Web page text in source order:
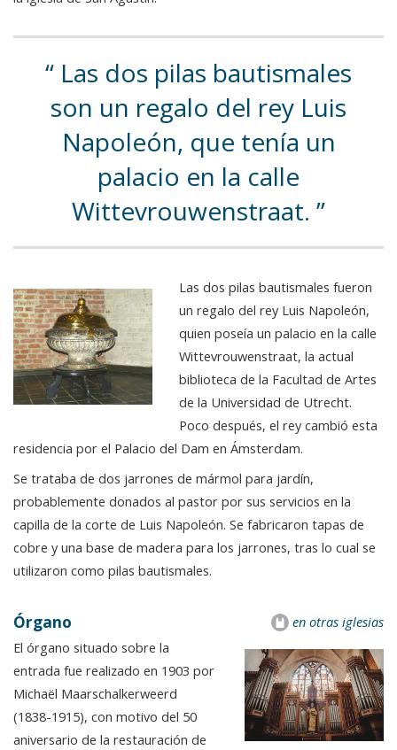
Las dos pilas bautismales
son un regalo del rey Luis
Napoleón, que tenía un
palacio en la calle
Wittevrouwenstraat.
Las dos pilas bautismales fueron
un regalo del rey Luis Napoleón,
quien poseía un palacio en la calle
Wittevrouwenstraat, la actual
biblioteca de la Facultad de Artes
de la Universidad de Utrecht.
Poco después, el rey cambió esta
residencia por el Palacio del Dam en Ámsterdam.
Se trataba de dos jarrones de mármol para jardín,
probablemente donados al pastor por sus servicios en la
capilla de la corte de Luis Napoleón. Se fabricaron tapas de
cobre y una base de madera para los jarrones, tras lo cual se
utilizaron como pilas bautismales.
en otras iglesias
Órgano
El órgano situado sobre la
entrada fue realizado en 1903 por
Michaël Maarschalkerweerd
(1838-1915), con motivo del 50
aniversario de la restauración de